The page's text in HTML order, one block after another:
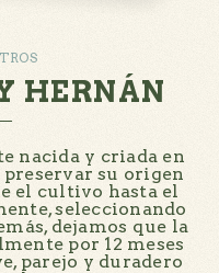
HERNÁN
nacida y criada en
su origen
el cultivo hasta el
seleccionando
dejamos que la
por 12 meses
parejo y duradero